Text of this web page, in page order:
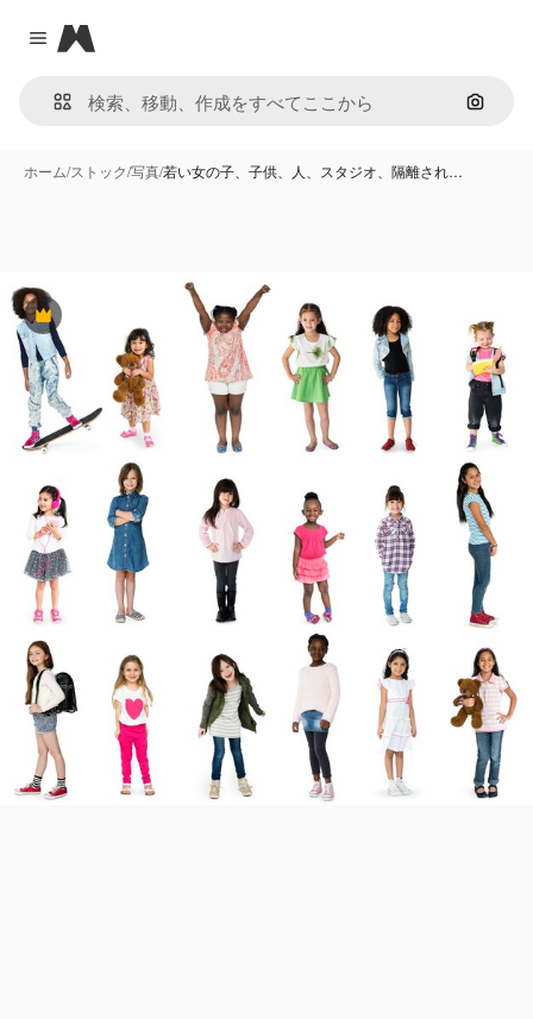
Close menu
Magnific
画像で
ホーム/ストック/写真/若い女の子、子供、人、スタジオ、隔離され…
Premium